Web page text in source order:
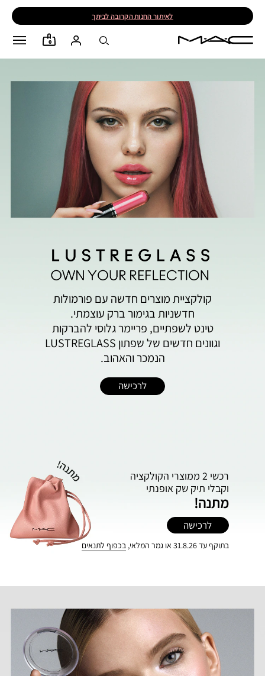
לאיתור החנות הקרובה לביתך
0
קולקציית מוצרים חדשה עם פורמולות
חדשניות בגימור ברק עוצמתי.
טינט לשפתיים, פריימר גלוסי להברקות
וגוונים חדשים של שפתון LUSTREGLASS
הנמכר והאהוב.
לרכישה
רכשי 2 ממוצרי הקולקציה
וקבלי תיק ‬שק‭ ‬אופנתי
מתנה!
לרכישה
בתוקף עד 31.8.26 או גמר המלאי, בכפוף לתנאים